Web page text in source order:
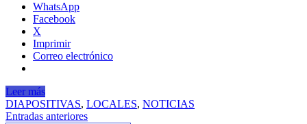
WhatsApp
Facebook
X
Imprimir
Correo electrónico
Leer más
DIAPOSITIVAS, LOCALES, NOTICIAS
Navegación
Entradas anteriores